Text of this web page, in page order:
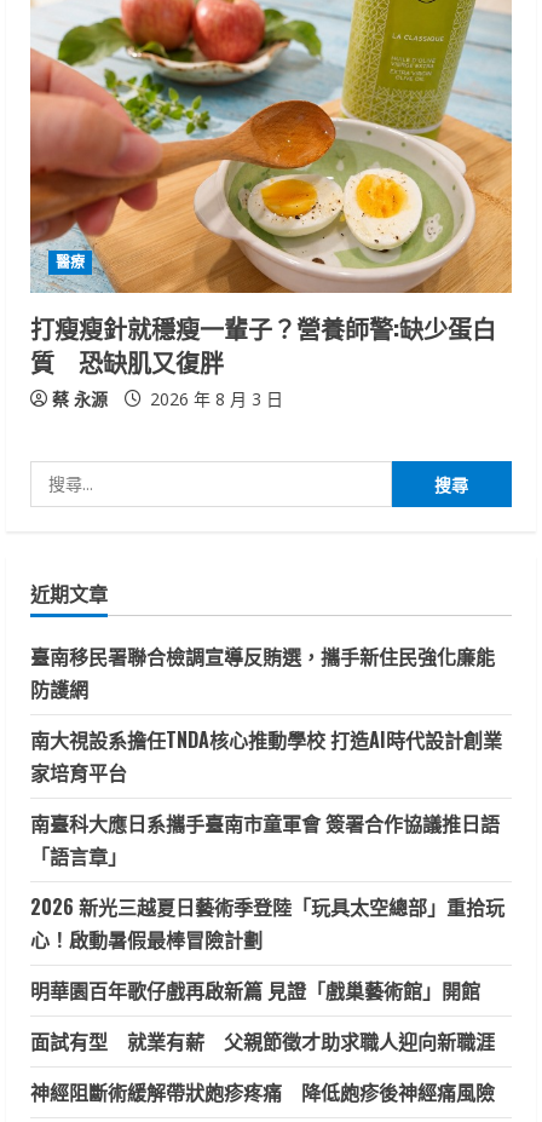
醫療
打瘦瘦針就穩瘦一輩子？營養師警:缺少蛋白
質 恐缺肌又復胖
蔡 永源 2026 年 8 月 3 日
尋
字:
近期文章
臺南移民署聯合檢調宣導反賄選，攜手新住民強化廉能
防護網
南大視設系擔任TNDA核心推動學校 打造AI時代設計創業
家培育平台
南臺科大應日系攜手臺南市童軍會 簽署合作協議推日語
「語言章」
2026 新光三越夏日藝術季登陸「玩具太空總部」重拾玩
心！啟動暑假最棒冒險計劃
明華園百年歌仔戲再啟新篇 見證「戲巢藝術館」開館
面試有型 就業有薪 父親節徵才助求職人迎向新職涯
神經阻斷術緩解帶狀皰疹疼痛 降低皰疹後神經痛風險